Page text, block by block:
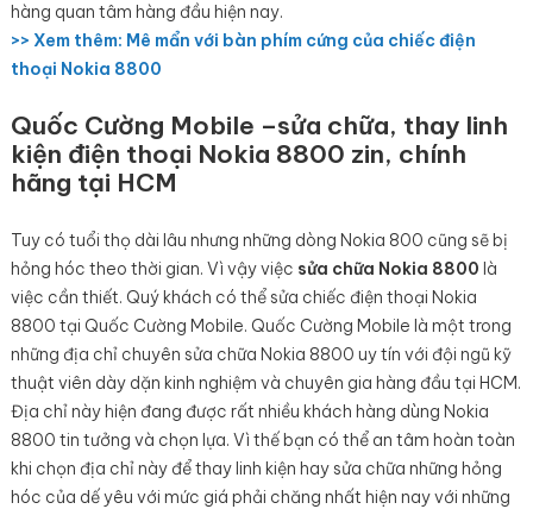
hàng quan tâm hàng đầu hiện nay.
>> Xem thêm: Mê mẩn với bàn phím cứng của chiếc điện
thoại Nokia 8800
Quốc Cường Mobile –sửa chữa, thay linh
kiện điện thoại Nokia 8800 zin, chính
hãng tại HCM
Tuy có tuổi thọ dài lâu nhưng những dòng Nokia 800 cũng sẽ bị
hỏng hóc theo thời gian. Vì vậy việc sửa chữa Nokia 8800 là
việc cần thiết. Quý khách có thể sửa chiếc điện thoại Nokia
8800 tại Quốc Cường Mobile. Quốc Cường Mobile là một trong
những địa chỉ chuyên sửa chữa Nokia 8800 uy tín với đội ngũ kỹ
thuật viên dày dặn kinh nghiệm và chuyên gia hàng đầu tại HCM.
Địa chỉ này hiện đang được rất nhiều khách hàng dùng Nokia
8800 tin tưởng và chọn lựa. Vì thế bạn có thể an tâm hoàn toàn
khi chọn địa chỉ này để thay linh kiện hay sửa chữa những hỏng
hóc của dế yêu với mức giá phải chăng nhất hiện nay với những